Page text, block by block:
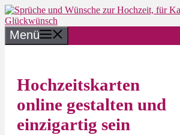
Zum
Inhalt
springen
Menü
Hochzeitskarten
online gestalten und
einzigartig sein